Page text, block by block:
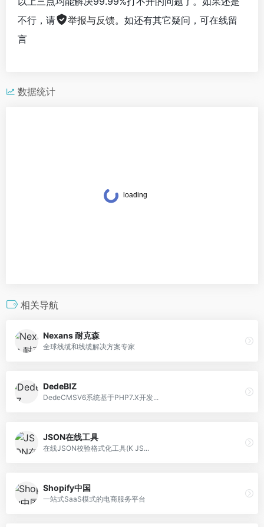
不行，请
举报与反馈。如还有其它疑问，可在线留
言
数据统计
相关导航
Nexans 耐克森
全球线缆和线缆解决方案专家
DedeBIZ
DedeCMSV6系统基于PHP7.X开发...
JSON在线工具
在线JSON校验格式化工具(K JS...
Shopify中国
一站式SaaS模式的电商服务平台